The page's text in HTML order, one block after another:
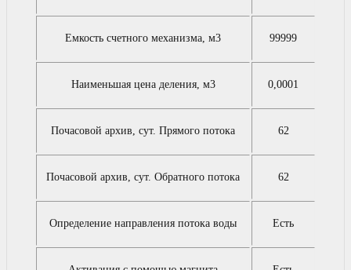
Емкость счетного механизма, м3 99999
Наименьшая цена деления, м3 0,0001
Почасовой архив, сут. Прямого потока 62
Почасовой архив, сут. Обратного потока 62
Определение направления потока воды Есть